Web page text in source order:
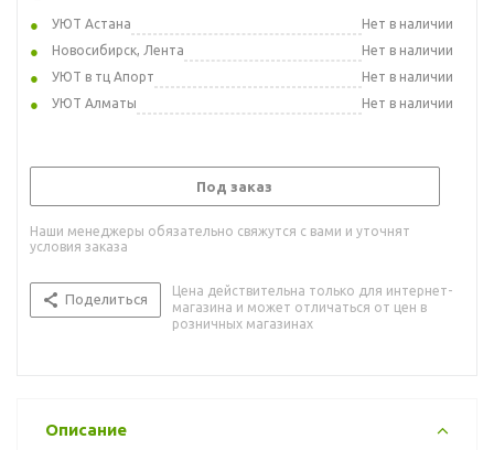
УЮТ Астана
Нет в наличии
Новосибирск, Лента
Нет в наличии
УЮТ в тц Апорт
Нет в наличии
УЮТ Алматы
Нет в наличии
Под заказ
Наши менеджеры обязательно свяжутся с вами и уточнят
условия заказа
Поделиться
Цена действительна только для интернет-
магазина и может отличаться от цен в
розничных магазинах
Описание